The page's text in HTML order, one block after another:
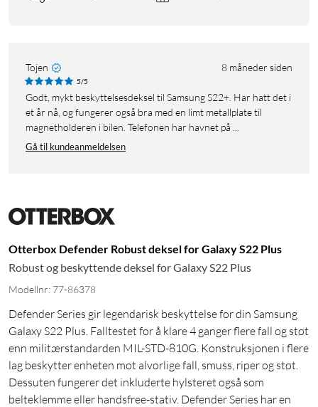
Tojen 8 måneder siden
5/5
Godt, mykt beskyttelsesdeksel til Samsung S22+. Har hatt det i
et år nå, og fungerer også bra med en limt metallplate til
magnetholderen i bilen. Telefonen har havnet på ...
Gå til kundeanmeldelsen
Otterbox Defender Robust deksel for Galaxy S22 Plus
Robust og beskyttende deksel for Galaxy S22 Plus
Modellnr: 77-86378
Defender Series gir legendarisk beskyttelse for din Samsung
Galaxy S22 Plus. Falltestet for å klare 4 ganger flere fall og støt
enn militærstandarden MIL-STD-810G. Konstruksjonen i flere
lag beskytter enheten mot alvorlige fall, smuss, riper og støt.
Dessuten fungerer det inkluderte hylsteret også som
belteklemme eller handsfree-stativ. Defender Series har en